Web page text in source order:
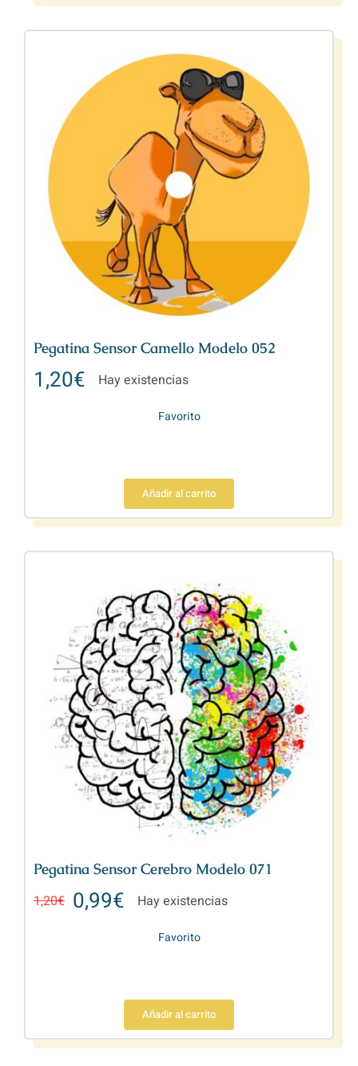
Pegatina Sensor Camello Modelo 052
1,20€ Hay existencias
Favorito
Añadir al carrito
Pegatina Sensor Cerebro Modelo 071
1,20€ 0,99€ Hay existencias
Favorito
Añadir al carrito